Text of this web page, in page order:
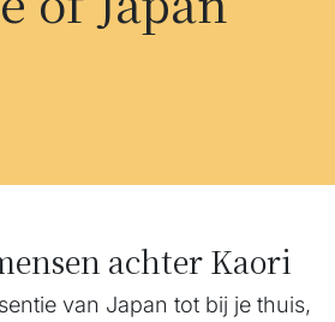
achter Kaori
van Japan tot bij je thuis,